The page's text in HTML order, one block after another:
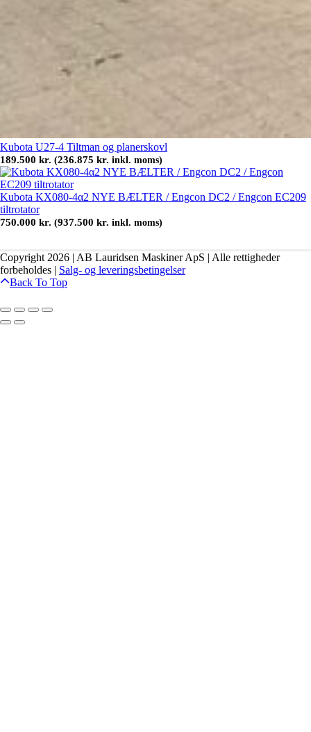
Kubota U27-4 Tiltman og planerskovl
189.500 kr. (236.875 kr. inkl. moms)
Kubota KX080-4α2 NYE BÆLTER / Engcon DC2 / Engcon EC209
tiltrotator
750.000 kr. (937.500 kr. inkl. moms)
Copyright 2026 | AB Lauridsen Maskiner ApS | Alle rettigheder
forbeholdes | Salg- og leveringsbetingelser
Back To Top